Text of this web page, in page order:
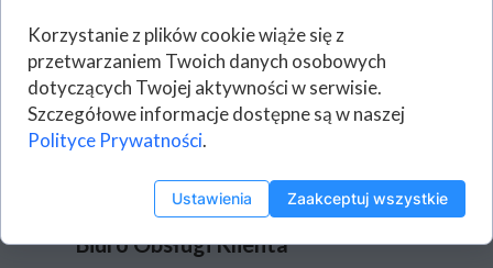
Biuro Obsługi Klienta
Korzystanie z plików cookie wiąże się z
przetwarzaniem Twoich danych osobowych
dotyczących Twojej aktywności w serwisie.
Szczegółowe informacje dostępne są w naszej
Polityce Prywatności.
Ustawienia Zaakceptuj wszystkie